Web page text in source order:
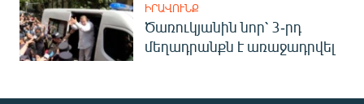
ԻՐԱՎՈՒՆՔ
Ծառուկյանին նոր՝ 3-րդ
մեղադրանքն է առաջադրվել